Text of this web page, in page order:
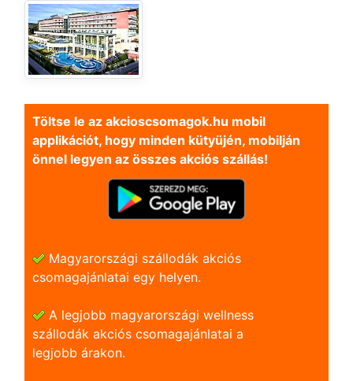
Töltse le az akcioscsomagok.hu mobil
applikációt, hogy minden kütyüjén, mobilján
önnel legyen az összes akciós szállás!
Magyarországi szállodák akciós
csomagajánlatai egy helyen.
A legjobb magyarországi wellness
szállodák akciós csomagajánlatai a
legjobb árakon.